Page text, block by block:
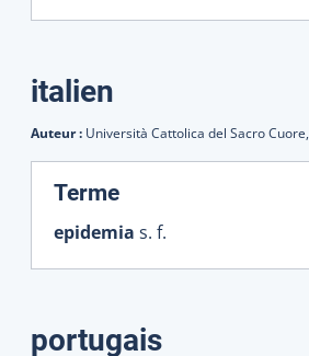
italien
Auteur : Università Cattolica del Sacro Cuore,
Terme:
epidemia s. f.
portugais